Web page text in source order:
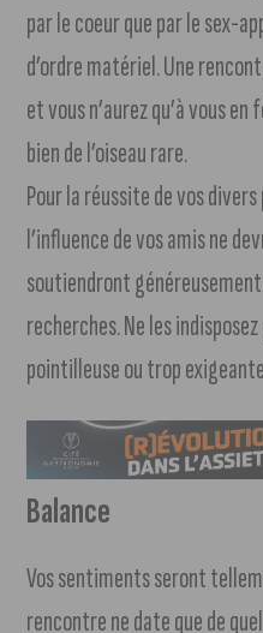
par le coeur que par le sex-
d’ordre matériel. Une
et vous n’aurez qu’à vous
bien de l’oiseau rare.
Pour la réussite de vos
l’influence de vos amis ne
soutiendront
recherches. Ne les
pointilleuse ou trop
Balance
Vos sentiments seront
rencontre ne date que de